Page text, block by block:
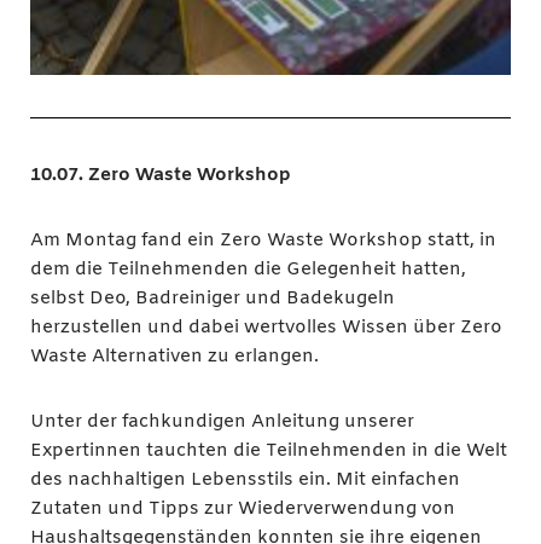
10.07. Zero Waste Workshop
Am Montag fand ein Zero Waste Workshop statt, in
dem die Teilnehmenden die Gelegenheit hatten,
selbst Deo, Badreiniger und Badekugeln
herzustellen und dabei wertvolles Wissen über Zero
Waste Alternativen zu erlangen.
Unter der fachkundigen Anleitung unserer
Expertinnen tauchten die Teilnehmenden in die Welt
des nachhaltigen Lebensstils ein. Mit einfachen
Zutaten und Tipps zur Wiederverwendung von
Haushaltsgegenständen konnten sie ihre eigenen